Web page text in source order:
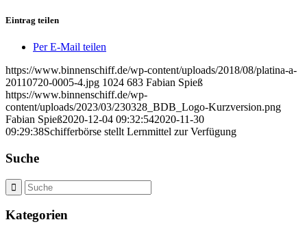
Eintrag teilen
Per E-Mail teilen
https://www.binnenschiff.de/wp-content/uploads/2018/08/platina-a-
20110720-0005-4.jpg 1024 683 Fabian Spieß
https://www.binnenschiff.de/wp-
content/uploads/2023/03/230328_BDB_Logo-Kurzversion.png
Fabian Spieß2020-12-04 09:32:542020-11-30
09:29:38Schifferbörse stellt Lernmittel zur Verfügung
Suche
Kategorien